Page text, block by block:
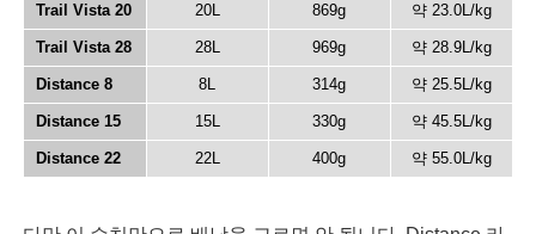
Trail Vista 20 20L 869g 약 23.0L/kg
Trail Vista 28 28L 969g 약 28.9L/kg
Distance 8 8L 314g 약 25.5L/kg
Distance 15 15L 330g 약 45.5L/kg
Distance 22 22L 400g 약 55.0L/kg